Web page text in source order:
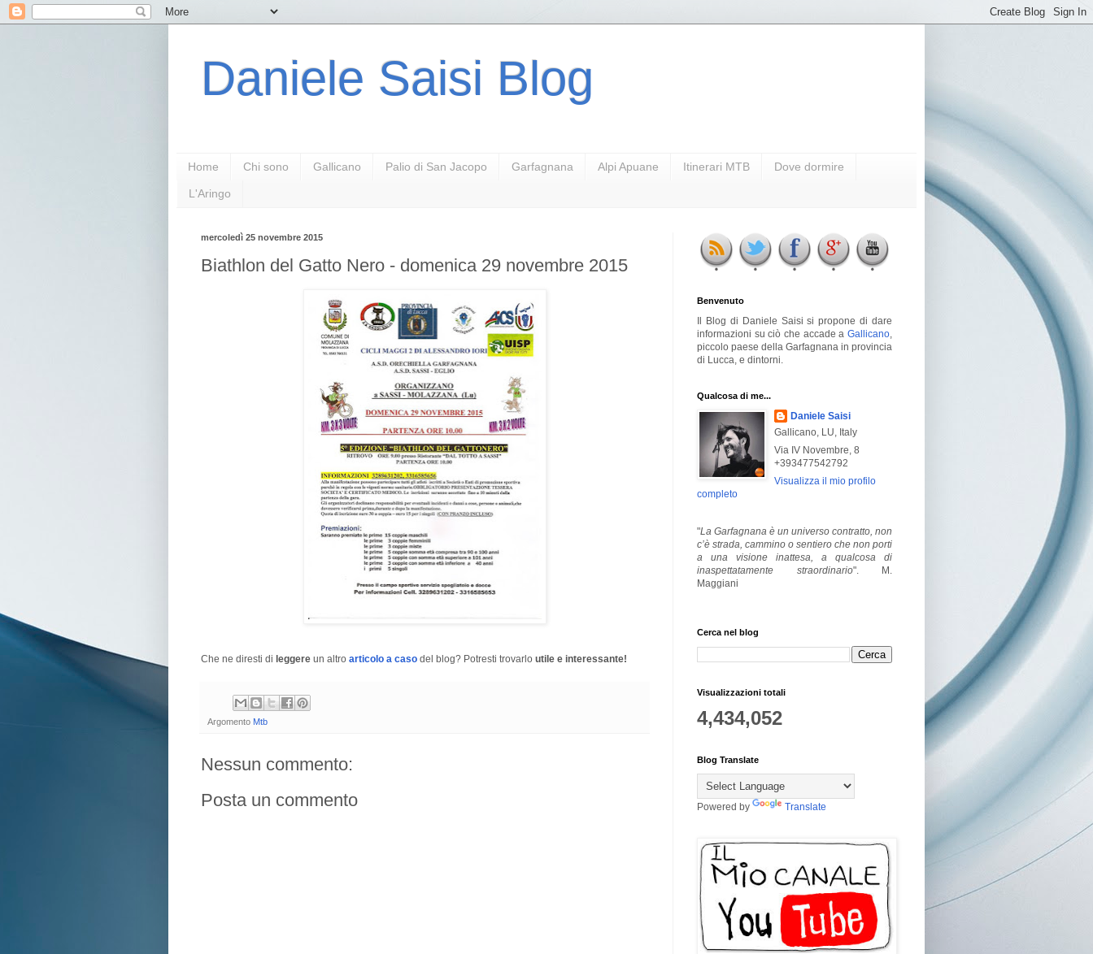
Daniele Saisi Blog
Home Chi sono Gallicano Palio di San Jacopo Garfagnana Alpi Apuane Itinerari MTB Dove dormire
L'Aringo
mercoledì 25 novembre 2015
Biathlon del Gatto Nero - domenica 29 novembre 2015
Che ne diresti di leggere un altro articolo a caso del blog? Potresti trovarlo utile e interessante!
Argomento Mtb
Nessun commento:
Posta un commento
Benvenuto
Il Blog di Daniele Saisi si propone di dare
informazioni su ciò che accade a Gallicano
piccolo paese della Garfagnana in provincia
di Lucca, e dintorni.
Qualcosa di me...
Daniele Saisi
Gallicano, LU, Italy
Via IV Novembre, 8
+393477542792
Visualizza il mio profilo
completo
"La Garfagnana è un universo contratto, non
c’è strada, cammino o sentiero che non porti
a una visione inattesa, a qualcosa di
inaspettatamente straordinario". M.
Maggiani
Cerca nel blog
Visualizzazioni totali
4,434,052
Blog Translate
Powered by Translate